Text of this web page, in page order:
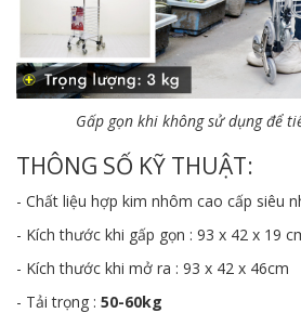
Gấp gọn khi không sử dụng để
THÔNG SỐ KỸ THUẬT:
- Chất liệu hợp kim nhôm cao cấp siêu
- Kích thước khi gấp gọn : 93 x 42 x 19
- Kích thước khi mở ra : 93 x 42 x 46cm
- Tải trọng : 50-60kg